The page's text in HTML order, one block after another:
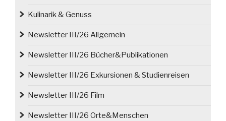
Kulinarik & Genuss
Newsletter III/26 Allgemein
Newsletter III/26 Bücher&Publikationen
Newsletter III/26 Exkursionen & Studienreisen
Newsletter III/26 Film
Newsletter III/26 Orte&Menschen